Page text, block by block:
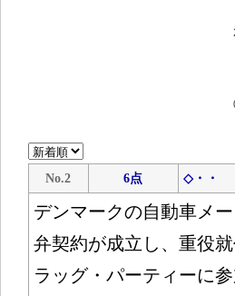
No.2 6点 ◇・・
デンマークの自動車メ
弁契約が成立し、重役
ラッグ・パーティーに